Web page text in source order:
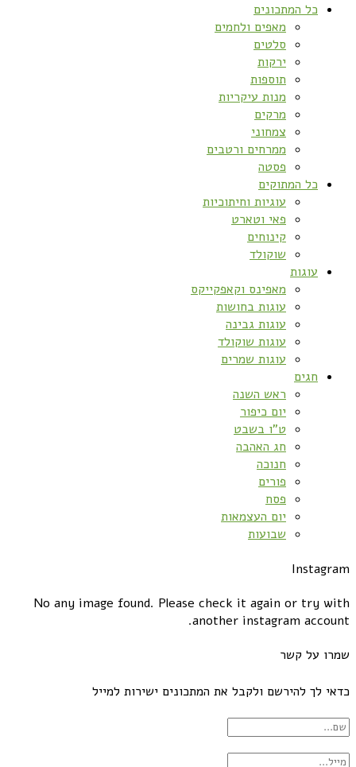
כל המתכונים
מאפים ולחמים
סלטים
ירקות
תוספות
מנות עיקריות
מרקים
צמחוני
ממרחים ורטבים
פסטה
כל המתוקים
עוגיות וחיתוכיות
פאי וטארט
קינוחים
שוקולד
עוגות
מאפינס וקאפקייקס
עוגות בחושות
עוגות גבינה
עוגות שוקולד
עוגות שמרים
חגים
ראש השנה
יום כיפור
ט”ו בשבט
חג האהבה
חנוכה
פורים
פסח
יום העצמאות
שבועות
Instagram
No any image found. Please check it again or try with
another instagram account.
שמרו על קשר
כדאי לך להירשם ולקבל את המתכונים ישירות למייל